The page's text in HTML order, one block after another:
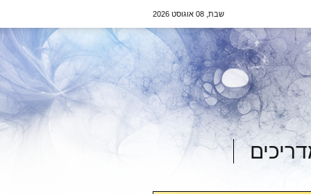
שבת, 08 אוגוסט 2026